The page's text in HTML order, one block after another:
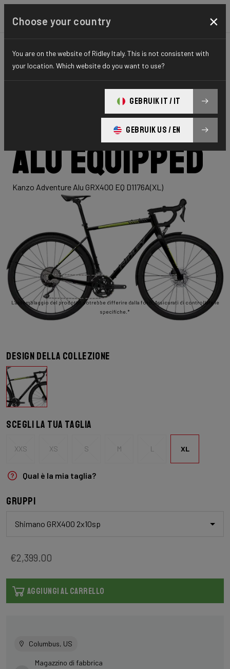
GRAVEL ADVENTURE HYDRO SERIES
Adventure
Alu Equipped
Kanzo Adventure Alu GRX400 EQ D1176A(XL)
L'assemblaggio del prodotto potrebbe differire dalla foto. Assicurati di controllare le
specifiche.*
Design della collezione
Scegli la tua taglia
XXS XS S M L XL
Qual è la mia taglia?
Gruppi
Shimano GRX400 2x10sp
€2,399.00
AGGIUNGI AL CARRELLO
Columbus, US
Magazzino di fabbrica
Choose your country ×
You are on the website of Ridley Italy. This is not consistent with
your location. Which website do you want to use?
GEBRUIK IT / IT
GEBRUIK US / EN